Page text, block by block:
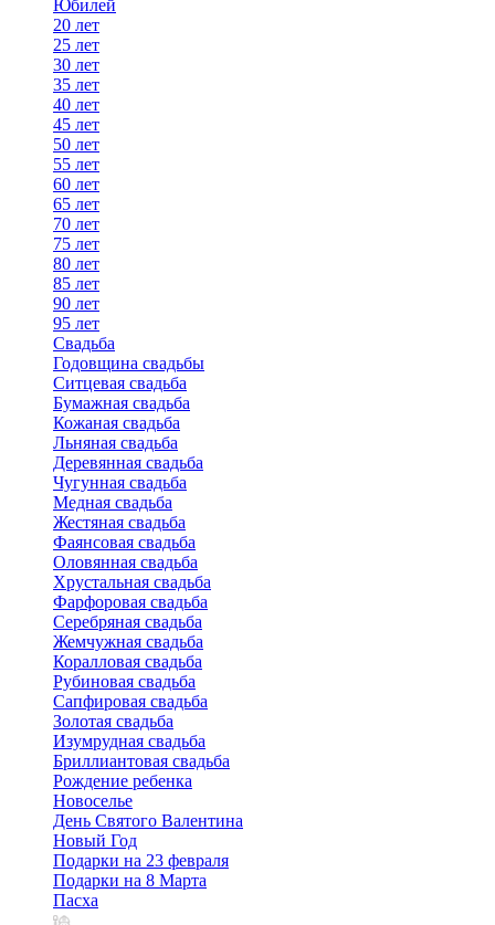
Юбилей
20 лет
25 лет
30 лет
35 лет
40 лет
45 лет
50 лет
55 лет
60 лет
65 лет
70 лет
75 лет
80 лет
85 лет
90 лет
95 лет
Свадьба
Годовщина свадьбы
Ситцевая свадьба
Бумажная свадьба
Кожаная свадьба
Льняная свадьба
Деревянная свадьба
Чугунная свадьба
Медная свадьба
Жестяная свадьба
Фаянсовая свадьба
Оловянная свадьба
Хрустальная свадьба
Фарфоровая свадьба
Серебряная свадьба
Жемчужная свадьба
Коралловая свадьба
Рубиновая свадьба
Сапфировая свадьба
Золотая свадьба
Изумрудная свадьба
Бриллиантовая свадьба
Рождение ребенка
Новоселье
День Святого Валентина
Новый Год
Подарки на 23 февраля
Подарки на 8 Марта
Пасха